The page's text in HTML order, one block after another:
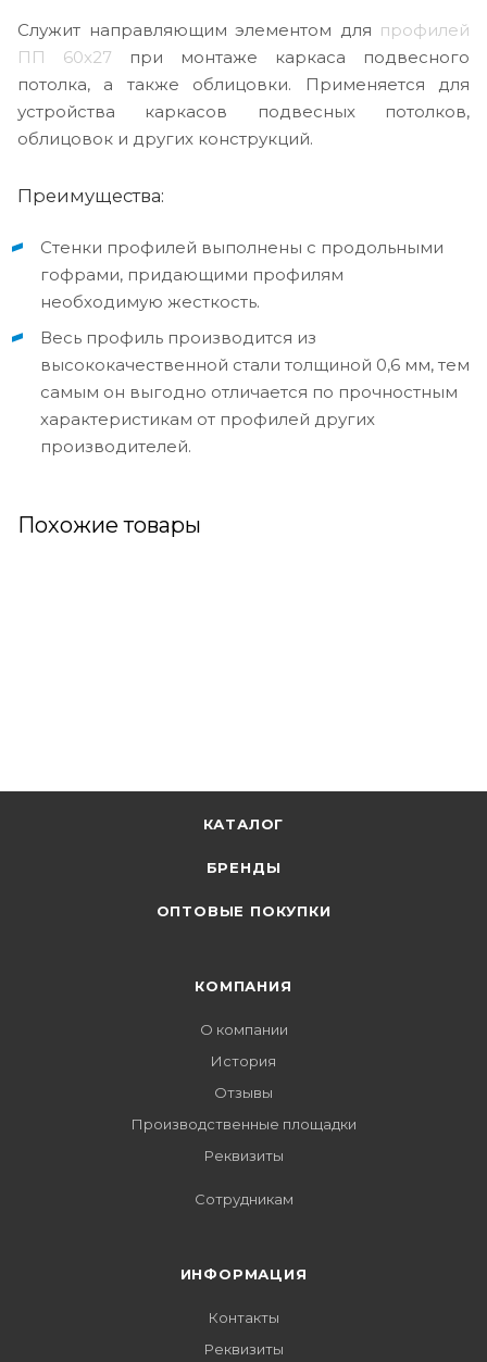
Служит направляющим элементом для профилей
ПП 60x27 при монтаже каркаса подвесного
потолка, а также облицовки. Применяется для
устройства каркасов подвесных потолков,
облицовок и других конструкций.
Преимущества:
Стенки профилей выполнены с продольными
гофрами, придающими профилям
необходимую жесткость.
Весь профиль производится из
высококачественной стали толщиной 0,6 мм, тем
самым он выгодно отличается по прочностным
характеристикам от профилей других
производителей.
Похожие товары
КАТАЛОГ
БРЕНДЫ
ОПТОВЫЕ ПОКУПКИ
КОМПАНИЯ
О компании
История
Отзывы
Производственные площадки
Реквизиты
Сотрудникам
ИНФОРМАЦИЯ
Контакты
Реквизиты